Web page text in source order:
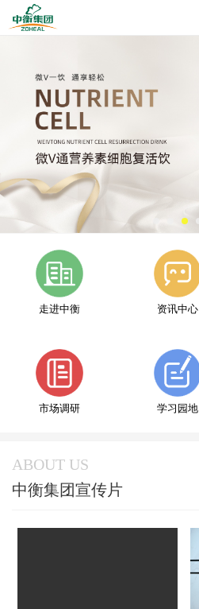
走进中衡 资讯中心
市场调研 学习园地
ABOUT US
中衡集团宣传片